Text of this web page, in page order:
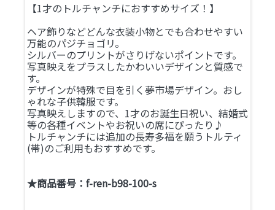
【1才のトルチャンチにおすすめサイズ！】
ヘア飾りなどどんな衣装小物とでも合わせやすい
万能のパジチョゴリ。
シルバーのプリントがさりげないポイントです。
写真映えをプラスしたかわいいデザインと質感で
す。
デザインが特殊で目を引く夢市場デザイン。おし
ゃれな子供韓服です。
写真映えしますので、1才のお誕生日祝い、結婚式
等の各種イベントやお祝いの席にぴったり♪
トルチャンチには追加の長寿多福を願うトルティ
(帯)のご利用もおすすめです。
★商品番号：f-ren-b98-100-s